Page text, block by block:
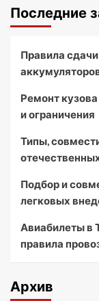
Последние
Правила
Ремонт
и ограничения
Типы,
Подбор и
легковых
Авиабилеты в
правила
Архив